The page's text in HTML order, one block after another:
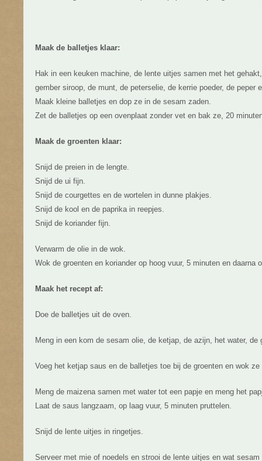
Maak de balletjes klaar:
Hak in een keuken machine, de lente uitjes samen met het
gember siroop, de munt, de peterselie, de kerrie poeder, de peper
Maak kleine balletjes en dop ze in de sesam zaden.
Zet de balletjes op een ovenplaat zonder vet en bak ze, 20
Maak de groenten klaar:
Snijd de preien in de lengte.
Snijd de ui fijn.
Snijd de courgettes en de wortelen in dunne plakjes.
Snijd de kool en de paprika in reepjes.
Snijd de koriander fijn.
Verwarm de olie in de wok.
Wok de groenten en koriander op hoog vuur, 5 minuten en daarna
Maak het recept af:
Doe de balletjes uit de oven.
Meng in een kom de sesam olie, de ketjap, de azijn, het water,
Voeg het ketjap saus en de balletjes toe bij de groenten en wok
Meng de maizena samen met water tot een papje en meng het
Laat de saus langzaam, op laag vuur, 5 minuten pruttelen.
Snijd de lente uitjes in ringetjes.
Serveer met mie of noedels en strooi de lente uitjes en wat sesam